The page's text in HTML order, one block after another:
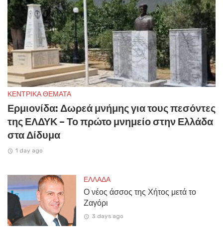
ΚΕΝΤΡΙΚΑ ΘΕΜΑΤΑ
Ερμιονίδα: Δωρεά μνήμης για τους πεσόντες
της ΕΛΔΥΚ – Το πρώτο μνημείο στην Ελλάδα
στα Δίδυμα
1 day ago
ΕΛΛΑΔΑ
Ο νέος άσσος της Χήτος μετά το
Ζαγόρι
3 days ago